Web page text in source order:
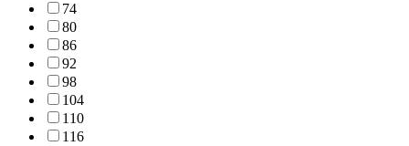
74
80
86
92
98
104
110
116